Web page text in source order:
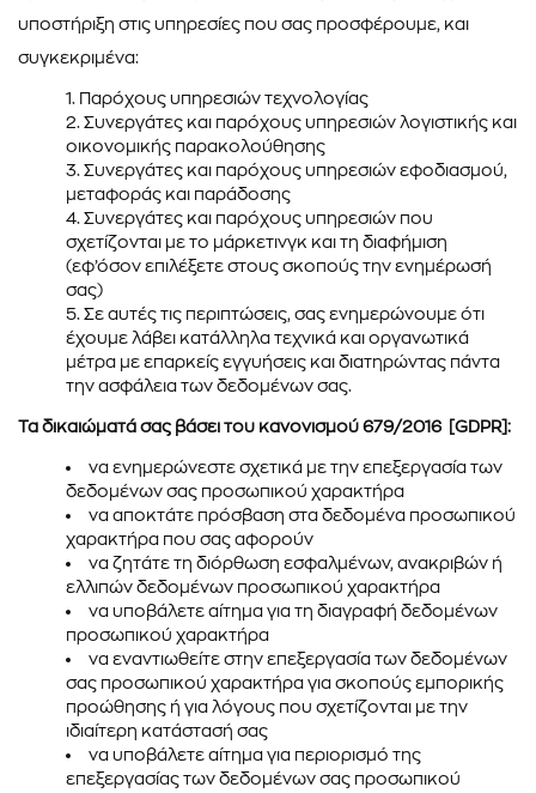
υποστήριξη στις υπηρεσίες που σας προσφέρουµε, και
συγκεκριµένα:
Παρόχους υπηρεσιών τεχνολογίας
Συνεργάτες και παρόχους υπηρεσιών λογιστικής και
οικονοµικής παρακολούθησης
Συνεργάτες και παρόχους υπηρεσιών εφοδιασµού,
µεταφοράς και παράδοσης
Συνεργάτες και παρόχους υπηρεσιών που
σχετίζονται µε το µάρκετινγκ και τη διαφήµιση
(εφ’όσον επιλέξετε στους σκοπούς την ενηµέρωσή
σας)
Σε αυτές τις περιπτώσεις, σας ενηµερώνουµε ότι
έχουµε λάβει κατάλληλα τεχνικά και οργανωτικά
µέτρα µε επαρκείς εγγυήσεις και διατηρώντας πάντα
την ασφάλεια των δεδοµένων σας.
Τα δικαιώµατά σας βάσει του κανονισµού 679/2016 [GDPR]:
να ενηµερώνεστε σχετικά µε την επεξεργασία των
δεδοµένων σας προσωπικού χαρακτήρα
να αποκτάτε πρόσβαση στα δεδοµένα προσωπικού
χαρακτήρα που σας αφορούν
να ζητάτε τη διόρθωση εσφαλµένων, ανακριβών ή
ελλιπών δεδοµένων προσωπικού χαρακτήρα
να υποβάλετε αίτηµα για τη διαγραφή δεδοµένων
προσωπικού χαρακτήρα
να εναντιωθείτε στην επεξεργασία των δεδοµένων
σας προσωπικού χαρακτήρα για σκοπούς εµπορικής
προώθησης ή για λόγους που σχετίζονται µε την
ιδιαίτερη κατάστασή σας
να υποβάλετε αίτηµα για περιορισµό της
επεξεργασίας των δεδοµένων σας προσωπικού